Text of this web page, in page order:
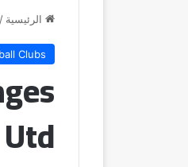
الرئيسية /
Clubs